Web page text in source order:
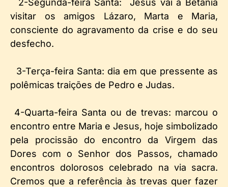
2-Segunda-feira Santa: Jesus vai à Betânia
visitar os amigos Lázaro, Marta e Maria,
consciente do agravamento da crise e do seu
desfecho.
3-Terça-feira Santa: dia em que pressente as
polêmicas traições de Pedro e Judas.
4-Quarta-feira Santa ou de trevas: marcou o
encontro entre Maria e Jesus, hoje simbolizado
pela procissão do encontro da Virgem das
Dores com o Senhor dos Passos, chamado
encontros dolorosos celebrado na via sacra.
Cremos que a referência às trevas quer fazer